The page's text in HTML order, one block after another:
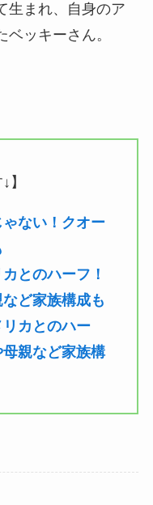
生まれ、自身のア
ッキーさん。
】
ない！クオー
とのハーフ！
ど家族構成も
カとのハー
親など家族構